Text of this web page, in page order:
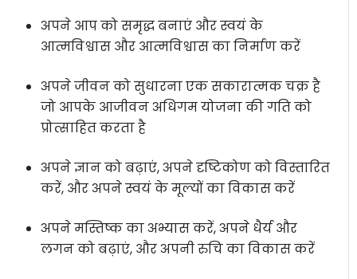
अपने आप को समृद्ध बनाएं और स्वयं के
आत्मविश्वास और आत्मविश्वास का निर्माण करें
अपने जीवन को सुधारना एक सकारात्मक चक्र है
जो आपके आजीवन अधिगम योजना की गति को
प्रोत्साहित करता है
अपने ज्ञान को बढ़ाएं, अपने दृष्टिकोण को विस्तारित
करें, और अपने स्वयं के मूल्यों का विकास करें
अपने मस्तिष्क का अभ्यास करें, अपने धैर्य और
लगन को बढ़ाएं, और अपनी रुचि का विकास करें